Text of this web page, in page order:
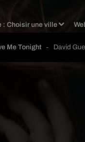
:Choisir une ville
Me Tonight - David